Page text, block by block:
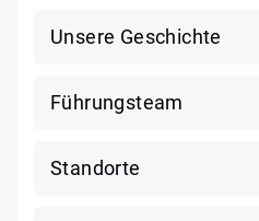
Unsere Geschichte
Führungsteam
Standorte